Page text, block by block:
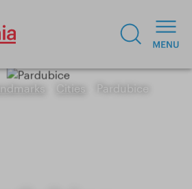
Cities Pardubice